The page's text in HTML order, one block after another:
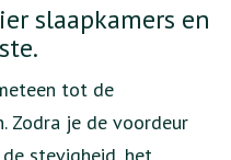
slaapkamers en
tot de
Zodra je de voordeur